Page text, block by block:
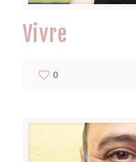
Vivre
0